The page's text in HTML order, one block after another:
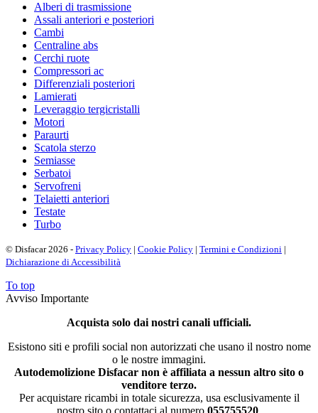
Alberi di trasmissione
Assali anteriori e posteriori
Cambi
Centraline abs
Cerchi ruote
Compressori ac
Differenziali posteriori
Lamierati
Leveraggio tergicristalli
Motori
Paraurti
Scatola sterzo
Semiasse
Serbatoi
Servofreni
Telaietti anteriori
Testate
Turbo
© Disfacar 2026 - Privacy Policy | Cookie Policy | Termini e Condizioni |
Dichiarazione di Accessibilità
To top
Avviso Importante
Acquista solo dai nostri canali ufficiali.
Esistono siti e profili social non autorizzati che usano il nostro nome
o le nostre immagini.
Autodemolizione Disfacar non è affiliata a nessun altro sito o
venditore terzo.
Per acquistare ricambi in totale sicurezza, usa esclusivamente il
nostro sito o contattaci al numero 055755520